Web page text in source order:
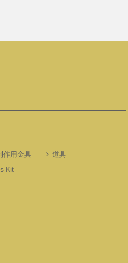
作用金具
道具
Kit